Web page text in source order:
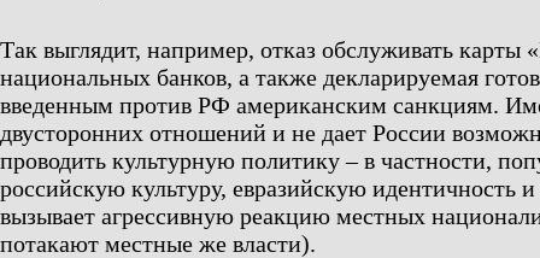
Так выглядит, например, отказ обслуживать карты
национальных банков, а также декларируемая
введенным против РФ американским санкциям.
двусторонних отношений и не дает России
проводить культурную политику – в частности,
российскую культуру, евразийскую идентичность
вызывает агрессивную реакцию местных
потакают местные же власти).